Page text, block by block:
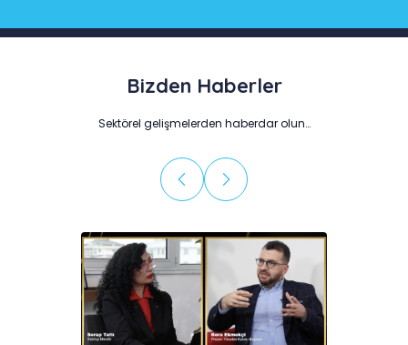
Bizden Haberler
Sektörel gelişmelerden haberdar olun…